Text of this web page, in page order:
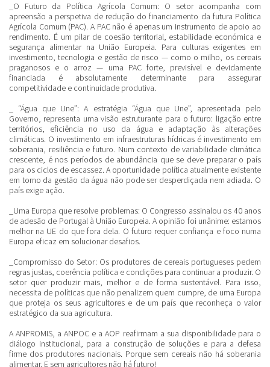
_O Futuro da Política Agrícola Comum: O setor acompanha com
apreensão a perspetiva de redução do financiamento da futura Política
Agrícola Comum (PAC). A PAC não é apenas um instrumento de apoio ao
rendimento. É um pilar de coesão territorial, estabilidade económica e
segurança alimentar na União Europeia. Para culturas exigentes em
investimento, tecnologia e gestão de risco — como o milho, os cereais
praganosos e o arroz — uma PAC forte, previsível e devidamente
financiada é absolutamente determinante para assegurar
competitividade e continuidade produtiva.
_ “Água que Une”: A estratégia “Água que Une”, apresentada pelo
Governo, representa uma visão estruturante para o futuro: ligação entre
territórios, eficiência no uso da água e adaptação às alterações
climáticas. O investimento em infraestruturas hídricas é investimento em
soberania, resiliência e futuro. Num contexto de variabilidade climática
crescente, é nos períodos de abundância que se deve preparar o país
para os ciclos de escassez. A oportunidade política atualmente existente
em torno da gestão da água não pode ser desperdiçada nem adiada. O
país exige ação.
Uma Europa que resolve problemas: O Congresso assinalou os 40 anos
de adesão de Portugal à União Europeia. A opinião foi unânime: estamos
melhor na UE do que fora dela. O futuro requer confiança e foco numa
Europa eficaz em solucionar desafios.
_Compromisso do Setor: Os produtores de cereais portugueses pedem
regras justas, coerência política e condições para continuar a produzir. O
setor quer produzir mais, melhor e de forma sustentável. Para isso,
necessita de políticas que não penalizem quem cumpre, de uma Europa
que proteja os seus agricultores e de um país que reconheça o valor
estratégico da sua agricultura.
A ANPROMIS, a ANPOC e a AOP reafirmam a sua disponibilidade para o
diálogo institucional, para a construção de soluções e para a defesa
firme dos produtores nacionais. Porque sem cereais não há soberania
alimentar. E sem agricultores não há futuro!